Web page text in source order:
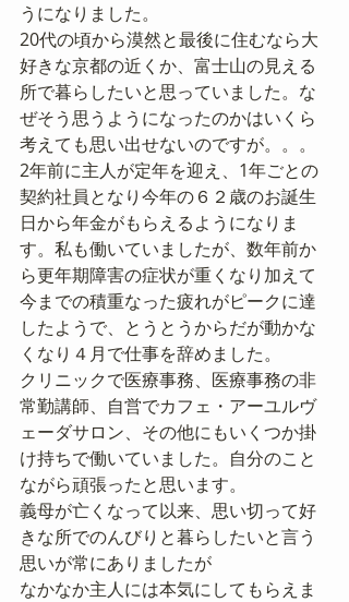
うになりました。
20代の頃から漠然と最後に住むなら大
好きな京都の近くか、富士山の見える
所で暮らしたいと思っていました。な
ぜそう思うようになったのかはいくら
考えても思い出せないのですが。。。
2年前に主人が定年を迎え、1年ごとの
契約社員となり今年の６２歳のお誕生
日から年金がもらえるようになりま
す。私も働いていましたが、数年前か
ら更年期障害の症状が重くなり加えて
今までの積重なった疲れがピークに達
したようで、とうとうからだが動かな
くなり４月で仕事を辞めました。
クリニックで医療事務、医療事務の非
常勤講師、自営でカフェ・アーユルヴ
ェーダサロン、その他にもいくつか掛
け持ちで働いていました。自分のこと
ながら頑張ったと思います。
義母が亡くなって以来、思い切って好
きな所でのんびりと暮らしたいと言う
思いが常にありましたが
なかなか主人には本気にしてもらえま